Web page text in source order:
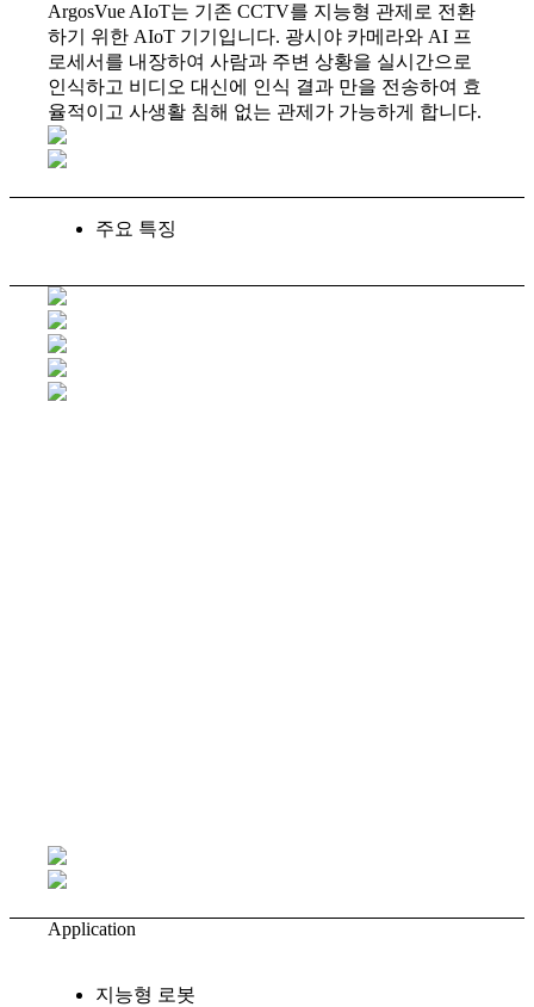
ArgosVue AIoT는 기존 CCTV를 지능형 관제로 전환
하기 위한 AIoT 기기입니다. 광시야 카메라와 AI 프
로세서를 내장하여 사람과 주변 상황을 실시간으로
인식하고 비디오 대신에 인식 결과 만을 전송하여 효
율적이고 사생활 침해 없는 관제가 가능하게 합니다.
주요 특징
Application
지능형 로봇